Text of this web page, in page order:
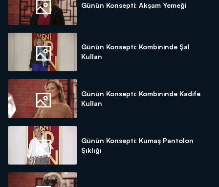
Günün Konsepti: Akşam Yemeği
Günün Konsepti: Kombininde Şal
Kullan
Günün Konsepti: Kombininde Kadife
Kullan
Günün Konsepti: Kumaş Pantolon
Şıklığı